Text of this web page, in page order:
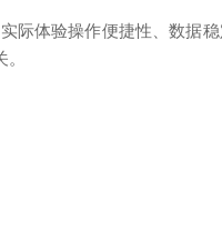
际体验操作便捷性、数据